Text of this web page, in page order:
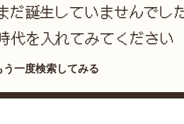
だ誕生していませんで
代を入れてみてください
う一度検索してみる